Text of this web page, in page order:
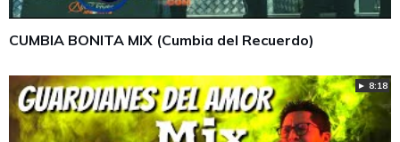
CUMBIA BONITA MIX (Cumbia del Recuerdo)
► 8:18